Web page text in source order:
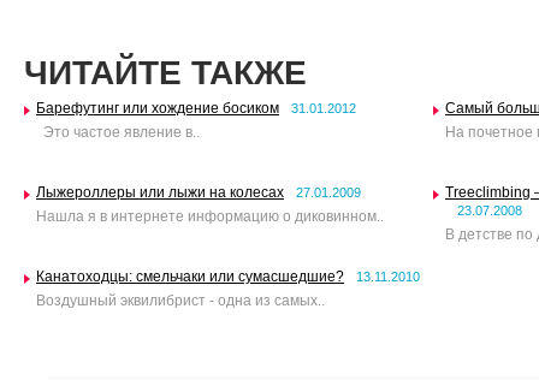
ЧИТАЙТЕ ТАКЖЕ
Барефутинг или хождение босиком 31.01.2012
Это частое явление в..
Самый
На почетное
Лыжероллеры или лыжи на колесах 27.01.2009
Нашла я в интернете информацию о диковинном..
Treeclimbing
23.07.2008
В детстве
Канатоходцы: смельчаки или сумасшедшие? 13.11.2010
Воздушный эквилибрист - одна из самых..